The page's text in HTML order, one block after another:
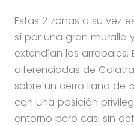
Estas 2 zonas a su vez
sí por una gran muralla
extendían los arrabales.
diferenciadas de
sobre un cerro llano de
con una posición
entorno pero casi sin